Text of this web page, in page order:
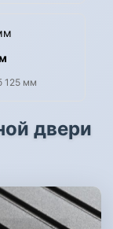
125 мм
двери